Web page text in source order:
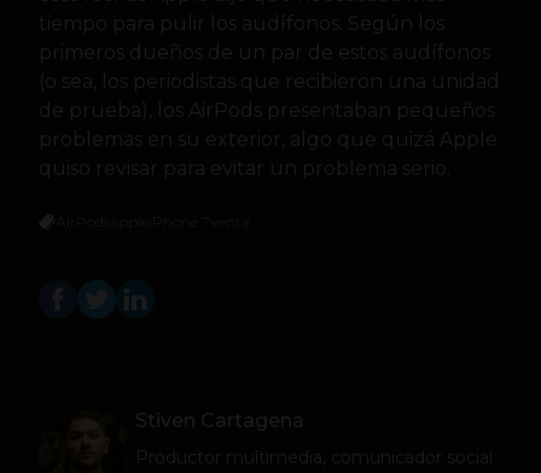
tiempo para pulir los audífonos. Según los
primeros dueños de un par de estos audífonos
(o sea, los periodistas que recibieron una unidad
de prueba), los AirPods presentaban pequeños
problemas en su exterior, algo que quizá Apple
quiso revisar para evitar un problema serio.
Stiven Cartagena
Productor multimedia, comunicador social